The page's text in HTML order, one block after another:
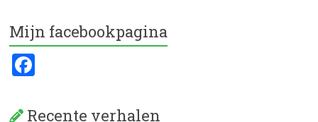
b
o
er
Mijn facebookpagina
ce
Recente verhalen